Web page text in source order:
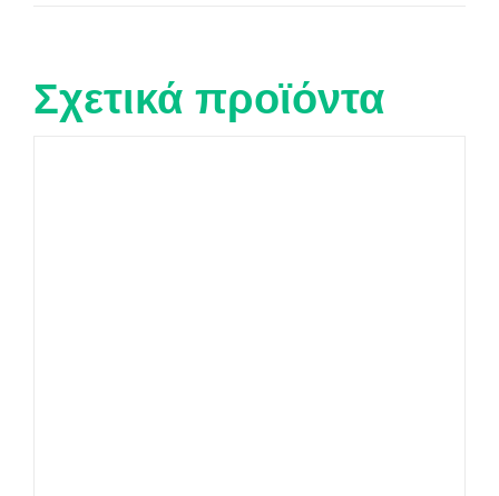
Σχετικά προϊόντα